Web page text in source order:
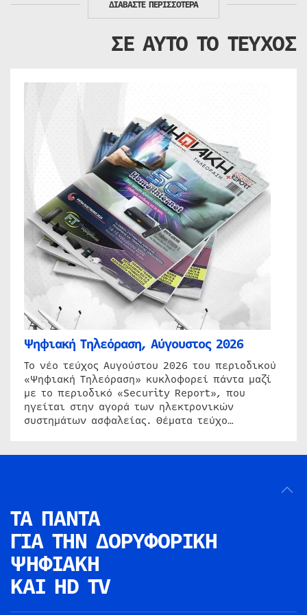
ΔΙΑΒΑΣΤΕ ΠΕΡΙΣΣΟΤΕΡΑ
ΣΕ ΑΥΤΟ ΤΟ ΤΕΥΧΟΣ
Ψηφιακή Τηλεόραση, Αύγουστος 2026
Το νέο τεύχος Αυγούστου 2026 του περιοδικού
«Ψηφιακή Τηλεόραση» κυκλοφορεί πάντα μαζί
με το περιοδικό «Security Report», που
ηγείται στην αγορά των ηλεκτρονικών
συστημάτων ασφαλείας. Θέματα τεύχο…
ΤΑ ΠΑΝΤΑ
ΓΙΑ ΤΗΝ ΔΟΡΥΦΟΡΙΚΗ
ΨΗΦΙΑΚΗ
ΚΑΙ HD TV